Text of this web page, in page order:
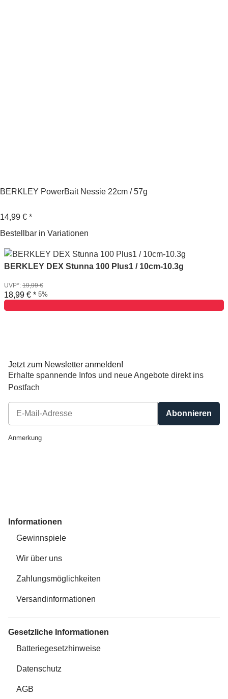
BERKLEY PowerBait Nessie 22cm / 57g
14,99 € *
Bestellbar in Variationen
BERKLEY DEX Stunna 100 Plus1 / 10cm-10.3g
UVP*: 19,99 €
18,99 € * 5%
Jetzt zum Newsletter anmelden!
Erhalte spannende Infos und neue Angebote direkt ins
Postfach
Abonnieren
Anmerkung
Informationen
Gewinnspiele
Wir über uns
Zahlungsmöglichkeiten
Versandinformationen
Gesetzliche Informationen
Batteriegesetzhinweise
Datenschutz
AGB